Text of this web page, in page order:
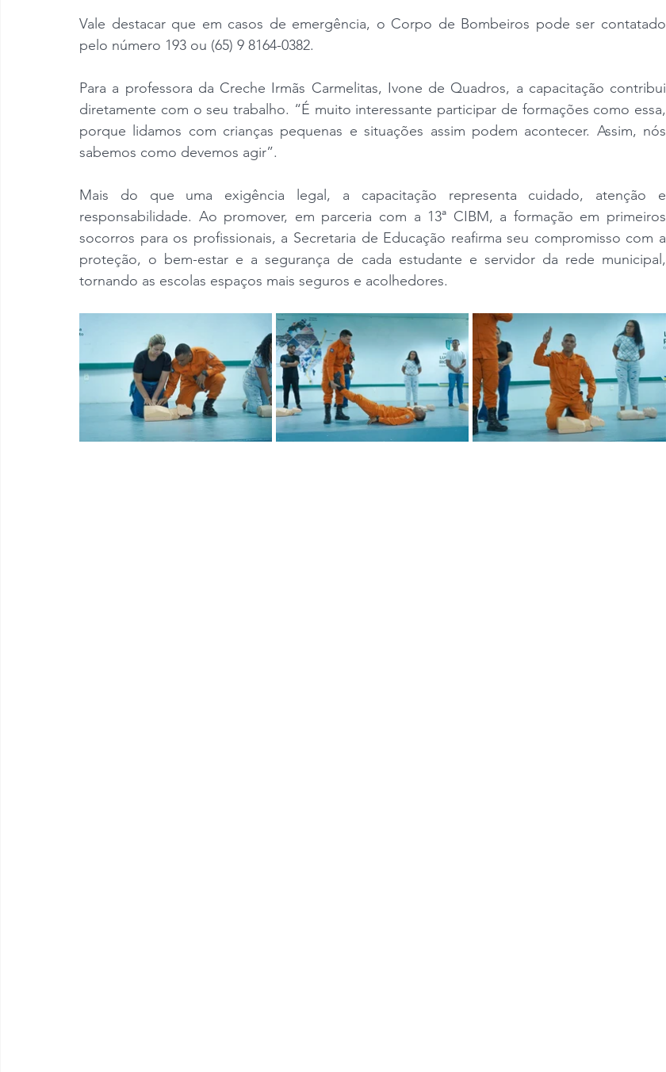
Vale destacar que em casos de emergência, o Corpo de Bombeiros pode ser contatado
pelo número 193 ou (65) 9 8164-0382.
Para a professora da Creche Irmãs Carmelitas, Ivone de Quadros, a capacitação contribui
diretamente com o seu trabalho. “É muito interessante participar de formações como essa,
porque lidamos com crianças pequenas e situações assim podem acontecer. Assim, nós
sabemos como devemos agir”.
Mais do que uma exigência legal, a capacitação representa cuidado, atenção e
responsabilidade. Ao promover, em parceria com a 13ª CIBM, a formação em primeiros
socorros para os profissionais, a Secretaria de Educação reafirma seu compromisso com a
proteção, o bem-estar e a segurança de cada estudante e servidor da rede municipal,
tornando as escolas espaços mais seguros e acolhedores.